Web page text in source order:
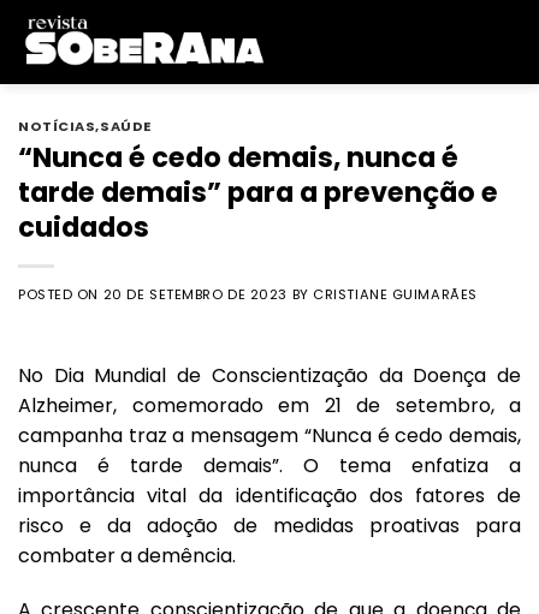
Skip
content
NOTÍCIAS,SAÚDE
“Nunca é cedo demais, nunca é
tarde demais” para a prevenção e
cuidados
POSTED ON 20 DE SETEMBRO DE 2023 BY CRISTIANE GUIMARÃES
No Dia Mundial de Conscientização da Doença de
Alzheimer, comemorado em 21 de setembro, a
campanha traz a mensagem “Nunca é cedo demais,
nunca é tarde demais”. O tema enfatiza a
importância vital da identificação dos fatores de
risco e da adoção de medidas proativas para
combater a demência.